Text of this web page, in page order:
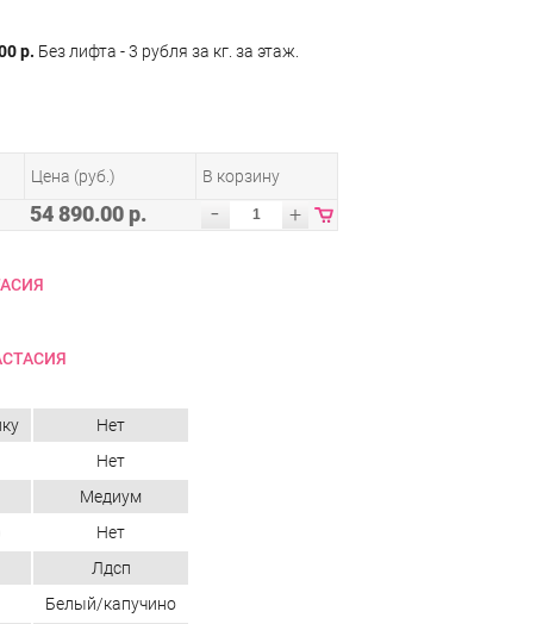
р. Без лифта - 3 рубля за кг. за этаж.
Цена (руб.) В корзину
54 890.00 р. - +
Нет
Нет
Медиум
Нет
Лдсп
Белый/капучино